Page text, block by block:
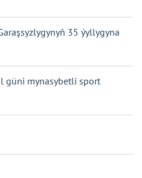
35 ýyllygyna
güni mynasybetli sport